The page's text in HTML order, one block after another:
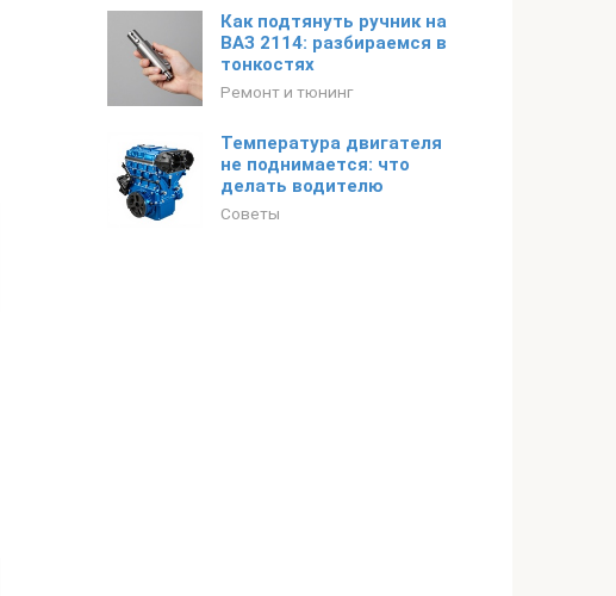
Как подтянуть ручник на
ВАЗ 2114: разбираемся в
тонкостях
Ремонт и тюнинг
Температура двигателя
не поднимается: что
делать водителю
Советы